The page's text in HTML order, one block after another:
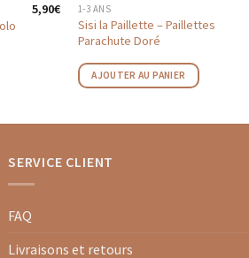
5,90€ 1-3 ANS
Sisi la Paillette – Paillettes
Parachute Doré
AJOUTER AU PANIER
SERVICE CLIENT
FAQ
Livraisons et retours